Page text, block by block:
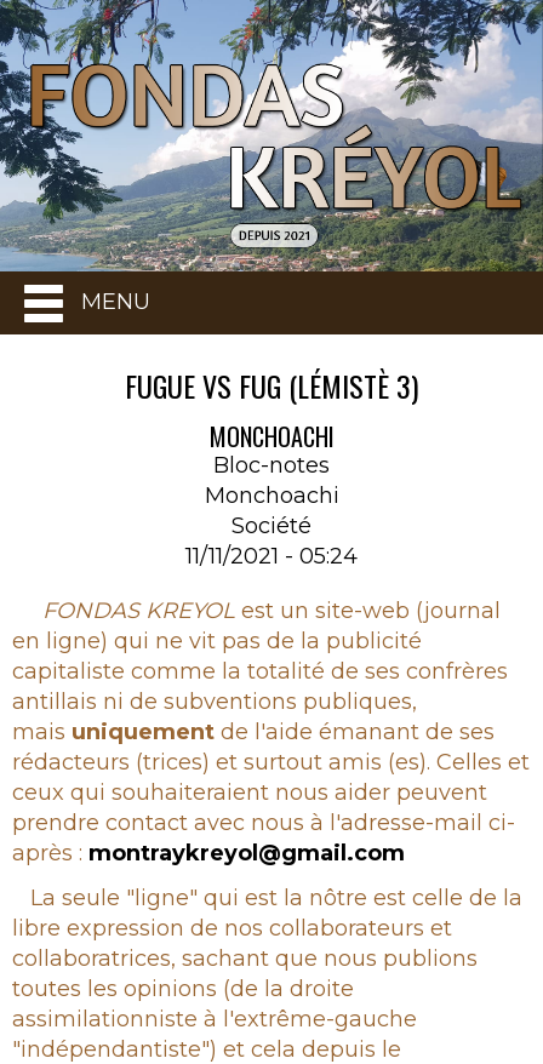
MENU
FUGUE VS FUG (LÉMISTÈ 3)
MONCHOACHI
Bloc-notes
Monchoachi
Société
11/11/2021 - 05:24
Rubrique
FONDAS KREYOL est un site-web (journal
en ligne) qui ne vit pas de la publicité
capitaliste comme la totalité de ses confrères
antillais ni de subventions publiques,
mais uniquement de l'aide émanant de ses
rédacteurs (trices) et surtout amis (es). Celles et
ceux qui souhaiteraient nous aider peuvent
prendre contact avec nous à l'adresse-mail ci-
après : montraykreyol@gmail.com
La seule "ligne" qui est la nôtre est celle de la
libre expression de nos collaborateurs et
collaboratrices, sachant que nous publions
toutes les opinions (de la droite
assimilationniste à l'extrême-gauche
"indépendantiste") et cela depuis le